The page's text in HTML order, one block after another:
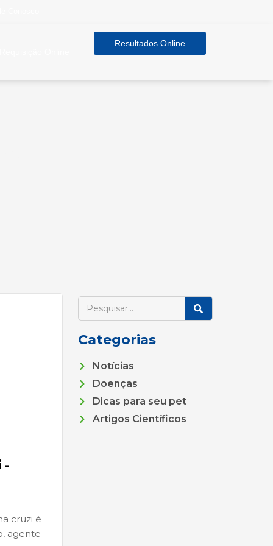
Resultados Online
-
cruzi é
agente
Search
Categorias
Notícias
Doenças
Dicas para seu pet
Artigos Científicos